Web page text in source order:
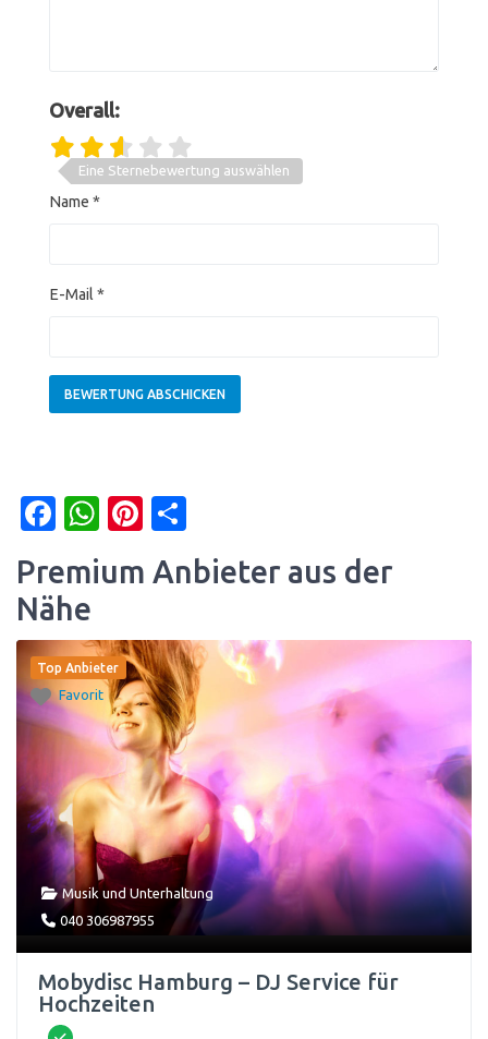
Overall:
Eine Sternebewertung auswählen
Name *
E-Mail *
Facebook
WhatsApp
Pinterest
Premium Anbieter aus der
Nähe
Top Anbieter
Favorit
Musik und Unterhaltung
040 306987955
Mobydisc Hamburg – DJ Service für
Hochzeiten